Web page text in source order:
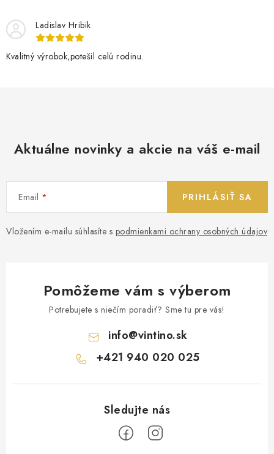
Ladislav Hribik
Kvalitný výrobok,potešil celú rodinu.
Aktuálne novinky a akcie na váš e-mail
Email
Vložením e-mailu súhlasíte s podmienkami ochrany osobných údajov
PRIHLÁSIŤ SA
Pomôžeme vám s výberom
Potrebujete s niečím poradiť? Sme tu pre vás!
info@vintino.sk
+421 940 020 025